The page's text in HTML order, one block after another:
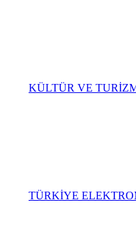
KÜLTÜR VE
TÜRKİYE